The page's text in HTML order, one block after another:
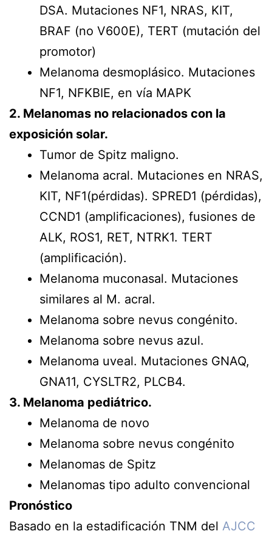
DSA. Mutaciones NF1, NRAS, KIT,
BRAF (no V600E), TERT (mutación del
promotor)
Melanoma desmoplásico. Mutaciones
NF1, NFKBIE, en vía MAPK
2. Melanomas no relacionados con la
exposición solar.
Tumor de Spitz maligno.
Melanoma acral. Mutaciones en NRAS,
KIT, NF1(pérdidas). SPRED1 (pérdidas),
CCND1 (amplificaciones), fusiones de
ALK, ROS1, RET, NTRK1. TERT
(amplificación).
Melanoma muconasal. Mutaciones
similares al M. acral.
Melanoma sobre nevus congénito.
Melanoma sobre nevus azul.
Melanoma uveal. Mutaciones GNAQ,
GNA11, CYSLTR2, PLCB4.
3. Melanoma pediátrico.
Melanoma de novo
Melanoma sobre nevus congénito
Melanomas de Spitz
Melanomas tipo adulto convencional
Pronóstico
Basado en la estadificación TNM del AJCC